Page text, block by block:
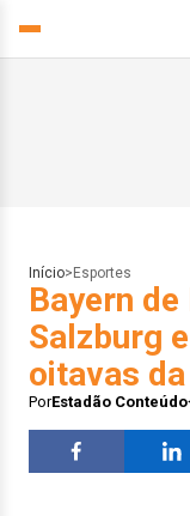
Início> Esportes
Bayern
Salzburg
oitavas
PorEstadão Conteúdo